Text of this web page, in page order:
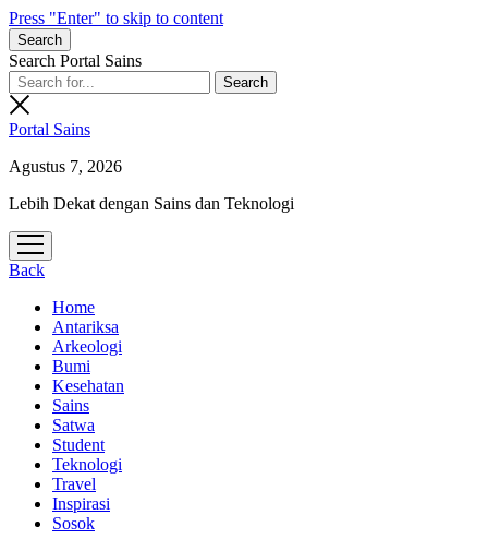
Press "Enter" to skip to content
Search
Search Portal Sains
Portal Sains
Agustus 7, 2026
Lebih Dekat dengan Sains dan Teknologi
open
menu
Back
Home
Antariksa
Arkeologi
Bumi
Kesehatan
Sains
Satwa
Student
Teknologi
Travel
Inspirasi
Sosok